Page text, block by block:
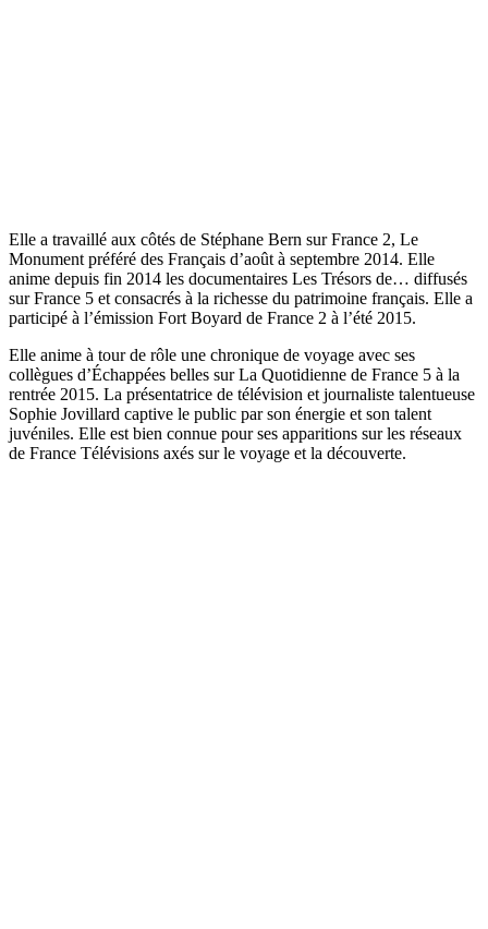
Elle a travaillé aux côtés de Stéphane Bern sur France 2, Le
Monument préféré des Français d’août à septembre 2014. Elle
anime depuis fin 2014 les documentaires Les Trésors de… diffusés
sur France 5 et consacrés à la richesse du patrimoine français. Elle a
participé à l’émission Fort Boyard de France 2 à l’été 2015.
Elle anime à tour de rôle une chronique de voyage avec ses
collègues d’Échappées belles sur La Quotidienne de France 5 à la
rentrée 2015. La présentatrice de télévision et journaliste talentueuse
Sophie Jovillard captive le public par son énergie et son talent
juvéniles. Elle est bien connue pour ses apparitions sur les réseaux
de France Télévisions axés sur le voyage et la découverte.